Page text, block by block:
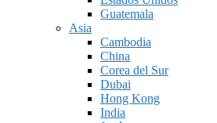
Guatemala
Asia
Cambodia
China
Corea del Sur
Dubai
Hong Kong
India